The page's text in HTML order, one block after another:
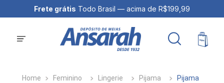
Frete grátis Todo Brasil — acima de R$199,99
Feminino Lingerie Pijama
Pijama